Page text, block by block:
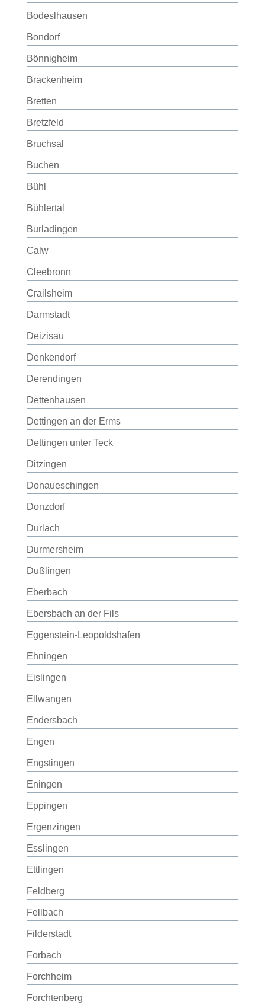
Bodeslhausen
Bondorf
Bönnigheim
Brackenheim
Bretten
Bretzfeld
Bruchsal
Buchen
Bühl
Bühlertal
Burladingen
Calw
Cleebronn
Crailsheim
Darmstadt
Deizisau
Denkendorf
Derendingen
Dettenhausen
Dettingen an der Erms
Dettingen unter Teck
Ditzingen
Donaueschingen
Donzdorf
Durlach
Durmersheim
Dußlingen
Eberbach
Ebersbach an der Fils
Eggenstein-Leopoldshafen
Ehningen
Eislingen
Ellwangen
Endersbach
Engen
Engstingen
Eningen
Eppingen
Ergenzingen
Esslingen
Ettlingen
Feldberg
Fellbach
Filderstadt
Forbach
Forchheim
Forchtenberg